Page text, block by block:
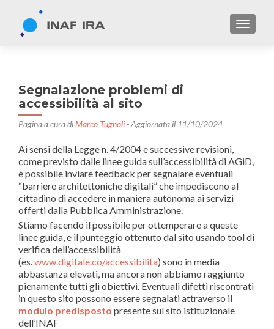
Segnalazione problemi di
accessibilità al sito
Pagina a cura diMarco Tugnoli- Aggiornata il 11/10/2024
Ai sensi della Legge n. 4/2004 e successive revisioni,
come previsto dalle linee guida sull’accessibilità di AGiD,
è possibile inviare feedback per segnalare eventuali
“barriere architettoniche digitali” che impediscono al
cittadino di accedere in maniera autonoma ai servizi
offerti dalla Pubblica Amministrazione.
Stiamo facendo il possibile per ottemperare a queste
linee guida, e il punteggio ottenuto dal sito usando tool di
verifica dell’accessibilità
(es.www.digitale.co/accessibilita) sono in media
abbastanza elevati, ma ancora non abbiamo raggiunto
pienamente tutti gli obiettivi. Eventuali difetti riscontrati
in questo sito possono essere segnalati attraverso il
modulo predisposto presente sul sito istituzionale
dell’INAF